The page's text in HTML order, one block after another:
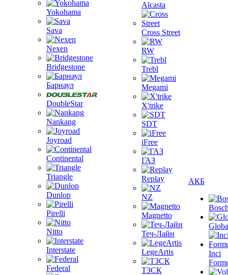
Yokohama
Sava
Nexen
Bridgestone
Барнаул
DoubleStar
Nankang
Joyroad
Continental
Triangle
Dunlop
Pirelli
Nitto
Interstate
Federal
Alcasta
Cross Street
RW
Trebl
Megami
X'trike
SDT
iFree
ГАЗ
Replay
NZ
Magnetto
Теч-Лайн
LegeArtis
ТЗСК
АКБ
Inci